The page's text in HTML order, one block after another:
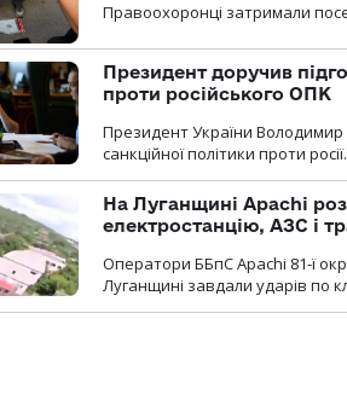
Правоохоронці затримали
Президент доручив
проти російського ОПК
Президент України
санкційної політики проти росії.
На Луганщині Apachi
електростанцію, АЗС і
Оператори ББпС Apachi 81-ї
Луганщині завдали ударів по